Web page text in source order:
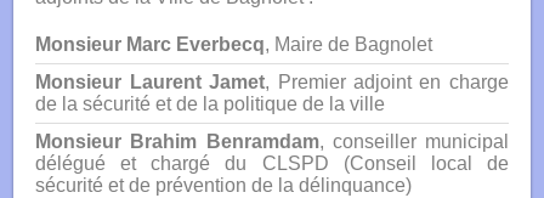
Monsieur Marc Everbecq, Maire de Bagnolet
Monsieur Laurent Jamet, Premier adjoint en charge
de la sécurité et de la politique de la ville
Monsieur Brahim Benramdam, conseiller municipal
délégué et chargé du CLSPD (Conseil local de
sécurité et de prévention de la délinquance)